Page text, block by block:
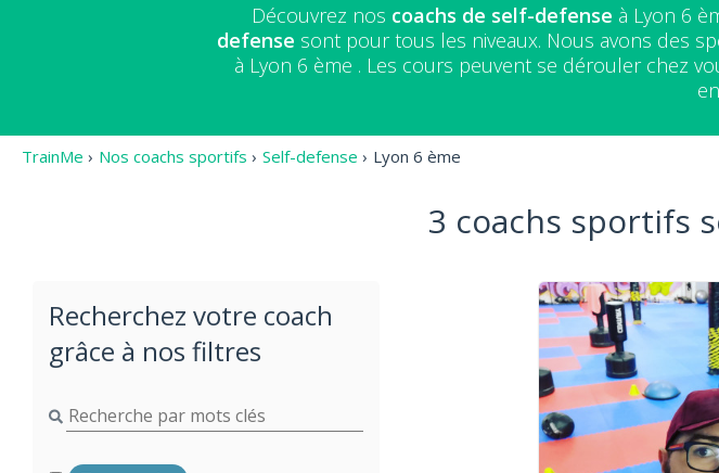
Découvrez nos coachs de self-defense à Lyon 6
defense sont pour tous les niveaux. Nous avons des
à Lyon 6 ème . Les cours peuvent se dérouler chez
TrainMe › Nos coachs sportifs › Self-defense › Lyon 6 ème
Recherchez votre coach
grâce à nos filtres
3 coachs sportifs